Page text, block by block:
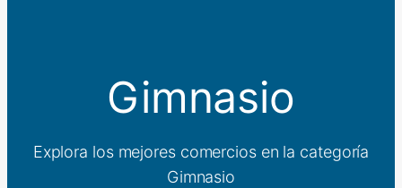
Gimnasio
Explora los mejores comercios en la categoría
Gimnasio